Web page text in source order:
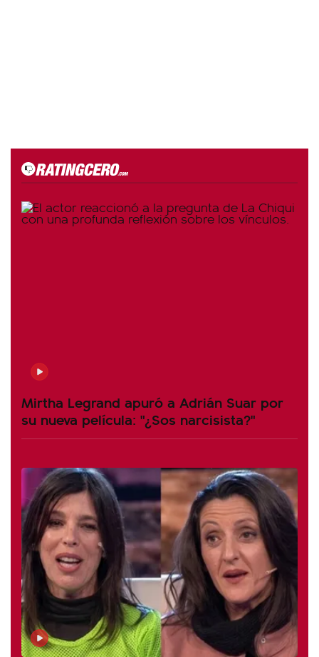
Mirtha Legrand apuró a Adrián Suar por
su nueva película: "¿Sos narcisista?"